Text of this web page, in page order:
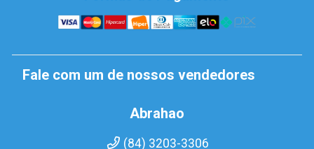
Fale com um de nossos vendedores
Abrahao
(84) 3203-3306